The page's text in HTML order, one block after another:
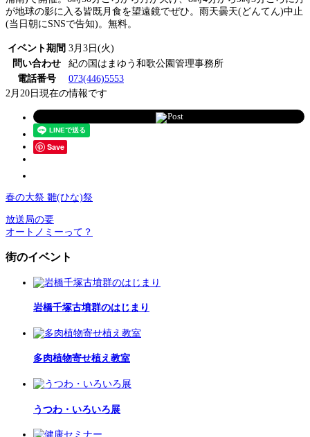
が地球の影に入る皆既月食を望遠鏡でぜひ。雨天曇天(どんてん)中止
(当日朝にSNSで告知)。無料。
イベント期間 3月3日(火)
問い合わせ
紀の国はまゆう和歌公園管理事務所
電話番号
073(446)5553
2月20日現在の情報です
Post
Save
春の大祭 雛(ひな)祭
放送局の要
オートノミーって？
街のイベント
岩橋千塚古墳群のはじまり
多肉植物寄せ植え教室
うつわ・いろいろ展